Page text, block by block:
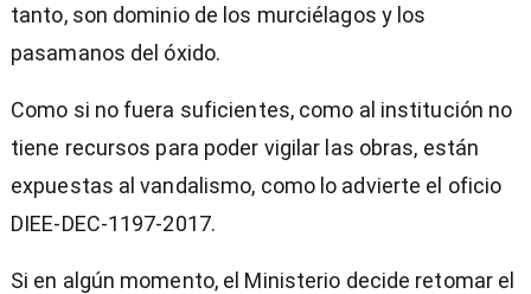
tanto, son dominio de los murciélagos y los
pasamanos del óxido.
Como si no fuera suficientes, como al institución no
tiene recursos para poder vigilar las obras, están
expuestas al vandalismo, como lo advierte el oficio
DIEE-DEC-1197-2017.
Si en algún momento, el Ministerio decide retomar el